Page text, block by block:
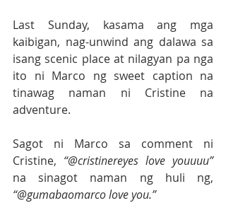
Last Sunday, kasama ang mga
kaibigan, nag-unwind ang dalawa sa
isang scenic place at nilagyan pa nga
ito ni Marco ng sweet caption na
tinawag naman ni Cristine na
adventure.
Sagot ni Marco sa comment ni
Cristine,
“@cristinereyes love youuuu”
“@gumabaomarco love you.”